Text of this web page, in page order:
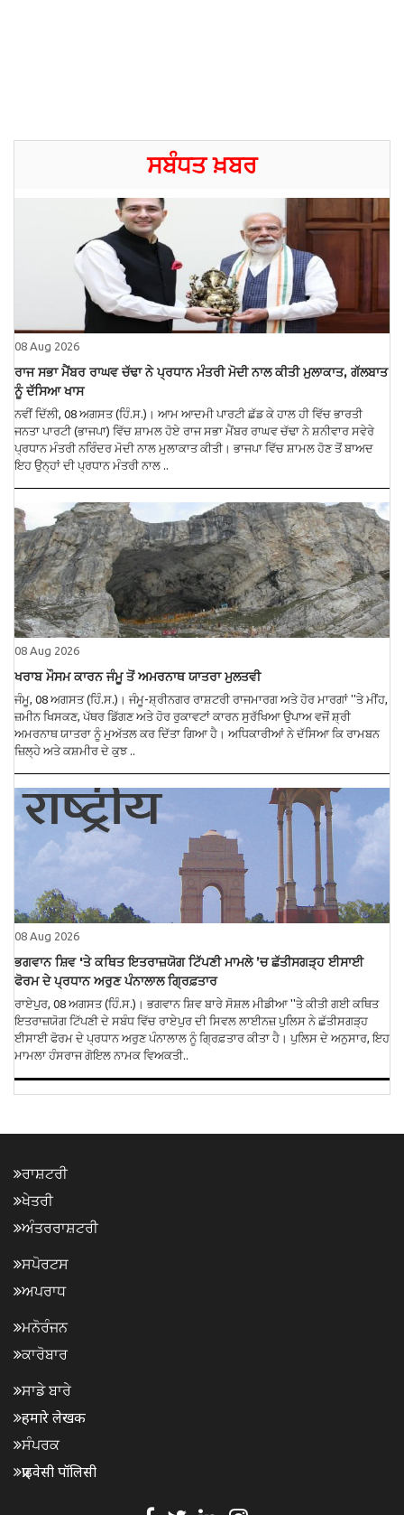
ਸਬੰਧਤ ਖ਼ਬਰ
08 Aug 2026
ਰਾਜ ਸਭਾ ਮੈਂਬਰ ਰਾਘਵ ਚੱਢਾ ਨੇ ਪ੍ਰਧਾਨ ਮੰਤਰੀ ਮੋਦੀ ਨਾਲ ਕੀਤੀ ਮੁਲਾਕਾਤ, ਗੱਲਬਾਤ
ਨੂੰ ਦੱਸਿਆ ਖਾਸ
ਨਵੀਂ ਦਿੱਲੀ, 08 ਅਗਸਤ (ਹਿੰ.ਸ.)। ਆਮ ਆਦਮੀ ਪਾਰਟੀ ਛੱਡ ਕੇ ਹਾਲ ਹੀ ਵਿੱਚ ਭਾਰਤੀ
ਜਨਤਾ ਪਾਰਟੀ (ਭਾਜਪਾ) ਵਿੱਚ ਸ਼ਾਮਲ ਹੋਏ ਰਾਜ ਸਭਾ ਮੈਂਬਰ ਰਾਘਵ ਚੱਢਾ ਨੇ ਸ਼ਨੀਵਾਰ ਸਵੇਰੇ
ਪ੍ਰਧਾਨ ਮੰਤਰੀ ਨਰਿੰਦਰ ਮੋਦੀ ਨਾਲ ਮੁਲਾਕਾਤ ਕੀਤੀ। ਭਾਜਪਾ ਵਿੱਚ ਸ਼ਾਮਲ ਹੋਣ ਤੋਂ ਬਾਅਦ
ਇਹ ਉਨ੍ਹਾਂ ਦੀ ਪ੍ਰਧਾਨ ਮੰਤਰੀ ਨਾਲ ..
08 Aug 2026
ਖਰਾਬ ਮੌਸਮ ਕਾਰਨ ਜੰਮੂ ਤੋਂ ਅਮਰਨਾਥ ਯਾਤਰਾ ਮੁਲਤਵੀ
ਜੰਮੂ, 08 ਅਗਸਤ (ਹਿੰ.ਸ.)। ਜੰਮੂ-ਸ਼੍ਰੀਨਗਰ ਰਾਸ਼ਟਰੀ ਰਾਜਮਾਰਗ ਅਤੇ ਹੋਰ ਮਾਰਗਾਂ ''ਤੇ ਮੀਂਹ,
ਜ਼ਮੀਨ ਖਿਸਕਣ, ਪੱਥਰ ਡਿੱਗਣ ਅਤੇ ਹੋਰ ਰੁਕਾਵਟਾਂ ਕਾਰਨ ਸੁਰੱਖਿਆ ਉਪਾਅ ਵਜੋਂ ਸ਼੍ਰੀ
ਅਮਰਨਾਥ ਯਾਤਰਾ ਨੂੰ ਮੁਅੱਤਲ ਕਰ ਦਿੱਤਾ ਗਿਆ ਹੈ। ਅਧਿਕਾਰੀਆਂ ਨੇ ਦੱਸਿਆ ਕਿ ਰਾਮਬਨ
ਜ਼ਿਲ੍ਹੇ ਅਤੇ ਕਸ਼ਮੀਰ ਦੇ ਕੁਝ ..
08 Aug 2026
ਭਗਵਾਨ ਸ਼ਿਵ 'ਤੇ ਕਥਿਤ ਇਤਰਾਜ਼ਯੋਗ ਟਿੱਪਣੀ ਮਾਮਲੇ ’ਚ ਛੱਤੀਸਗੜ੍ਹ ਈਸਾਈ
ਫੋਰਮ ਦੇ ਪ੍ਰਧਾਨ ਅਰੁਣ ਪੰਨਾਲਾਲ ਗ੍ਰਿਫ਼ਤਾਰ
ਰਾਏਪੁਰ, 08 ਅਗਸਤ (ਹਿੰ.ਸ.)। ਭਗਵਾਨ ਸ਼ਿਵ ਬਾਰੇ ਸੋਸ਼ਲ ਮੀਡੀਆ ''ਤੇ ਕੀਤੀ ਗਈ ਕਥਿਤ
ਇਤਰਾਜ਼ਯੋਗ ਟਿੱਪਣੀ ਦੇ ਸਬੰਧ ਵਿੱਚ ਰਾਏਪੁਰ ਦੀ ਸਿਵਲ ਲਾਈਨਜ਼ ਪੁਲਿਸ ਨੇ ਛੱਤੀਸਗੜ੍ਹ
ਈਸਾਈ ਫੋਰਮ ਦੇ ਪ੍ਰਧਾਨ ਅਰੁਣ ਪੰਨਾਲਾਲ ਨੂੰ ਗ੍ਰਿਫ਼ਤਾਰ ਕੀਤਾ ਹੈ। ਪੁਲਿਸ ਦੇ ਅਨੁਸਾਰ, ਇਹ
ਮਾਮਲਾ ਹੰਸਰਾਜ ਗੋਇਲ ਨਾਮਕ ਵਿਅਕਤੀ..
ਰਾਸ਼ਟਰੀ
ਖੇਤਰੀ
ਅੰਤਰਰਾਸ਼ਟਰੀ
ਸਪੋਰਟਸ
ਅਪਰਾਧ
ਮਨੋਰੰਜਨ
ਕਾਰੋਬਾਰ
ਸਾਡੇ ਬਾਰੇ
हमारे लेखक
ਸੰਪਰਕ
प्राइवेसी पॉलिसी